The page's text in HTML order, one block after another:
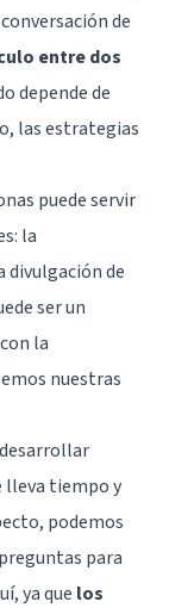
de
entre dos
depende de
las estrategias
puede servir
la
divulgación de
ser un
la
nuestras
lleva tiempo y
podemos
para
ya que los